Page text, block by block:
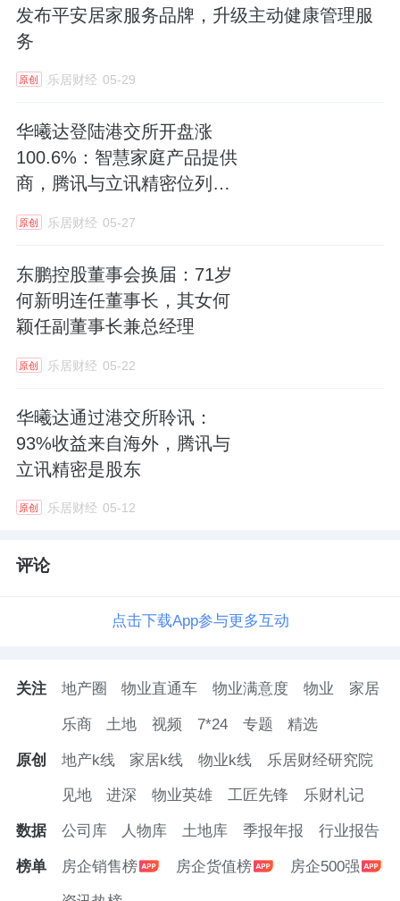
发布平安居家服务品牌，升级主动健康管理服
务
原创 乐居财经 05-29
华曦达登陆港交所开盘涨
100.6%：智慧家庭产品提供
商，腾讯与立讯精密位列股
原创 乐居财经 05-27
东鹏控股董事会换届：71岁
何新明连任董事长，其女何
颖任副董事长兼总经理
原创 乐居财经 05-22
华曦达通过港交所聆讯：
93%收益来自海外，腾讯与
立讯精密是股东
原创 乐居财经 05-12
评论
点击下载App参与更多互动
关注 地产圈 物业直通车 物业满意度 物业 家居
乐商 土地 视频 7*24 专题 精选
原创 地产k线 家居k线 物业k线 乐居财经研究院
见地 进深 物业英雄 工匠先锋 乐财札记
数据 公司库 人物库 土地库 季报年报 行业报告
榜单 房企销售榜 房企货值榜 房企500强